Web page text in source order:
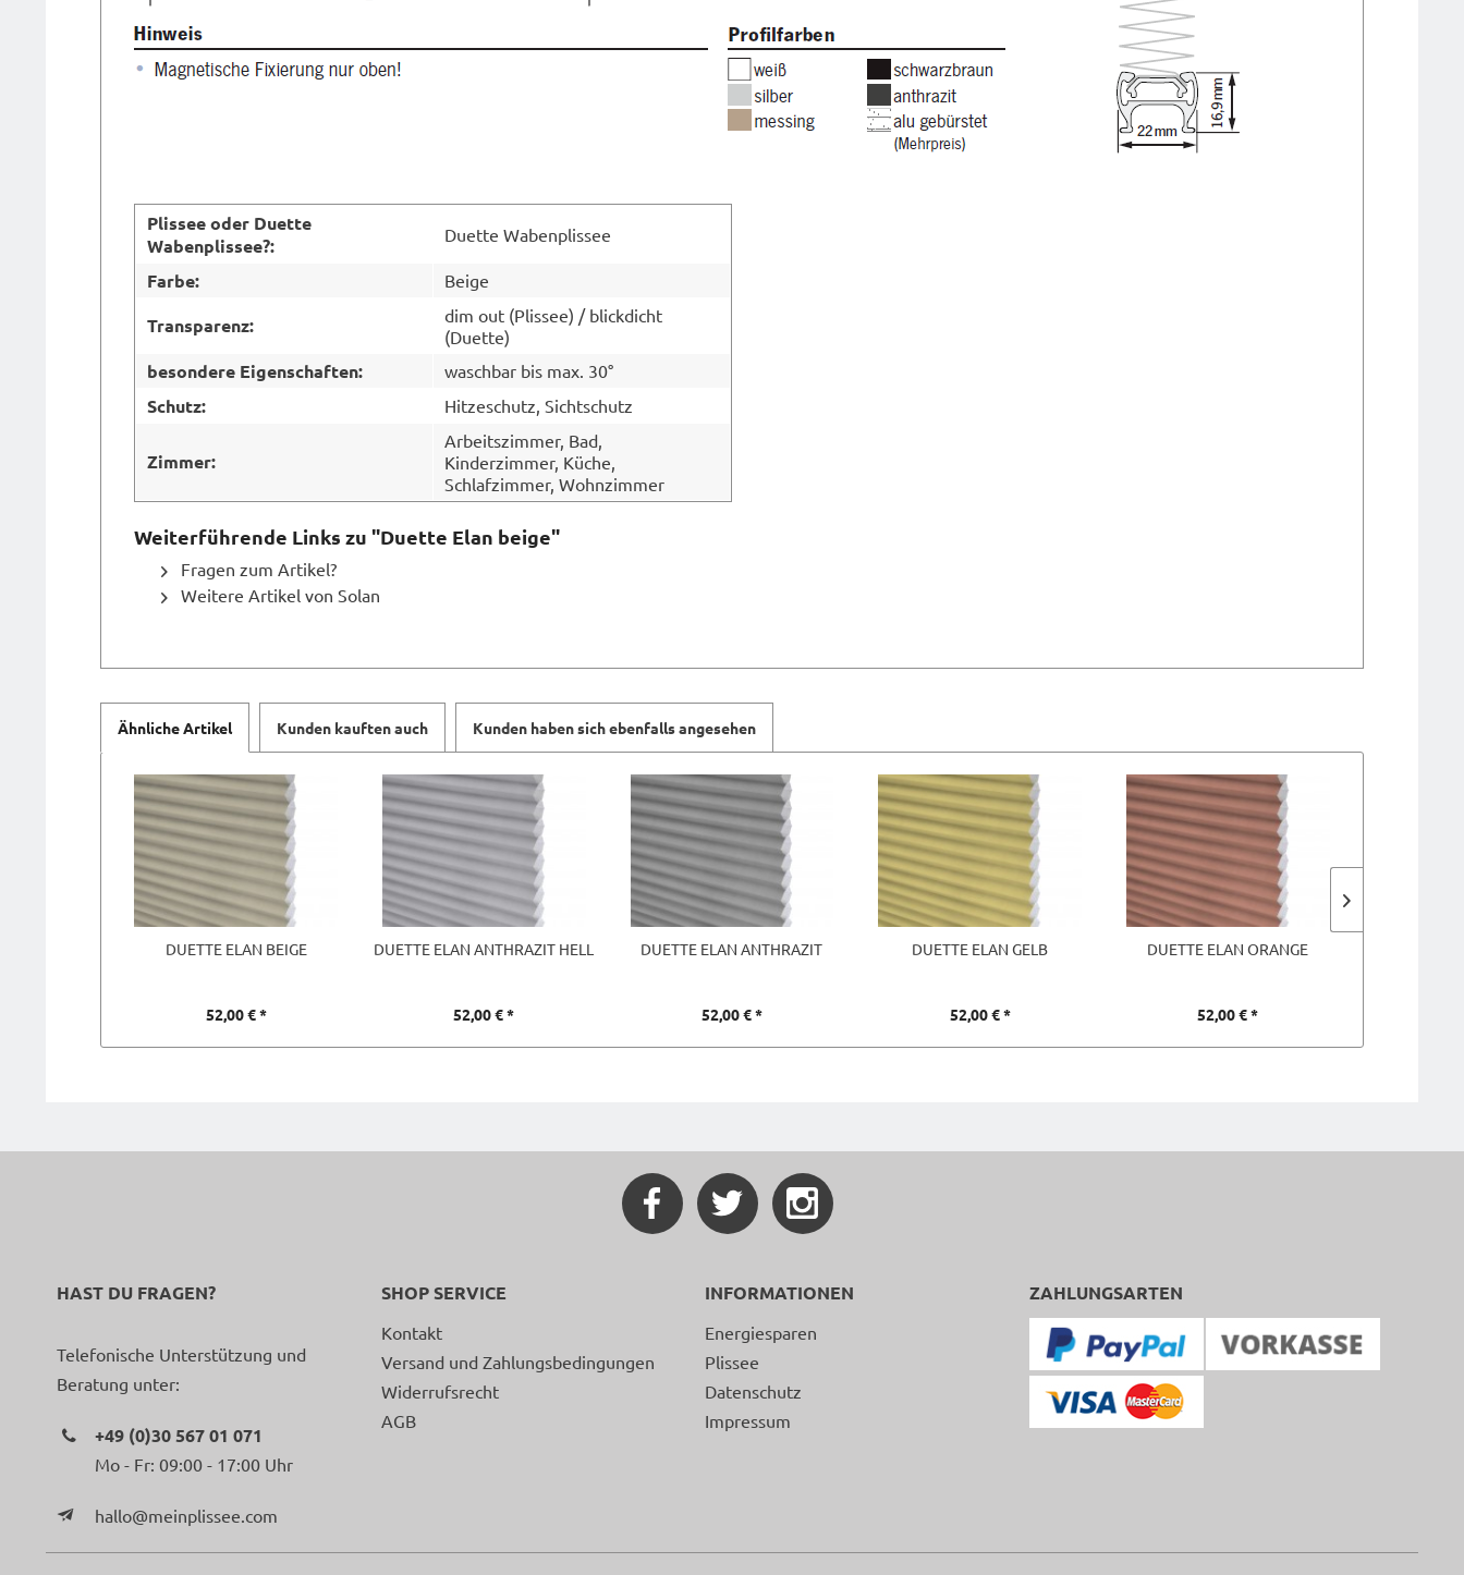
Plissee oder Duette
Wabenplissee?:
Duette Wabenplissee
Farbe: Beige
Transparenz:
dim out (Plissee) / blickdicht
(Duette)
besondere Eigenschaften: waschbar bis max. 30°
Schutz: Hitzeschutz, Sichtschutz
Zimmer:
Arbeitszimmer, Bad,
Kinderzimmer, Küche,
Schlafzimmer, Wohnzimmer
Weiterführende Links zu "Duette Elan beige"
Fragen zum Artikel?
Weitere Artikel von Solan
Ähnliche Artikel Kunden kauften auch Kunden haben sich ebenfalls angesehen
DUETTE ELAN BEIGE
52,00 € *
DUETTE ELAN ANTHRAZIT HELL
52,00 € *
DUETTE ELAN ANTHRAZIT
52,00 € *
DUETTE ELAN GELB
52,00 € *
DUETTE ELAN ORANGE
52,00 € *
HAST DU FRAGEN?
Telefonische Unterstützung und
Beratung unter:
+49 (0)30 567 01 071
Mo - Fr: 09:00 - 17:00 Uhr
hallo@meinplissee.com
SHOP SERVICE
Kontakt
Versand und Zahlungsbedingungen
Widerrufsrecht
AGB
INFORMATIONEN
Energiesparen
Plissee
Datenschutz
Impressum
ZAHLUNGSARTEN